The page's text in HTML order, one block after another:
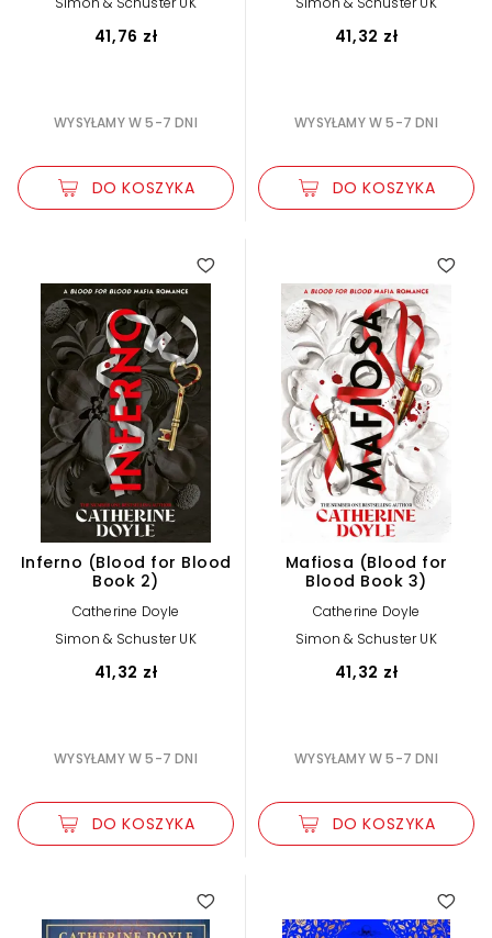
41,76 zł
WYSYŁAMY W 5-7 DNI
DO KOSZYKA
41,32 zł
WYSYŁAMY W 5-7 DNI
DO KOSZYKA
Inferno (Blood for Blood
Book 2)
Catherine Doyle
Simon & Schuster UK
41,32 zł
WYSYŁAMY W 5-7 DNI
DO KOSZYKA
Mafiosa (Blood for
Blood Book 3)
Catherine Doyle
Simon & Schuster UK
41,32 zł
WYSYŁAMY W 5-7 DNI
DO KOSZYKA